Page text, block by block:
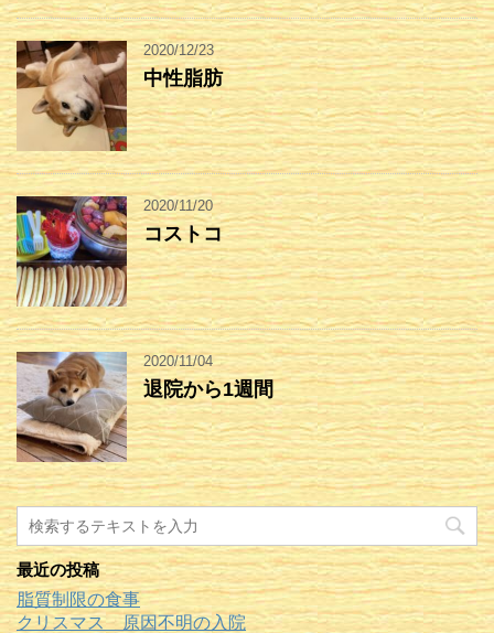
2020/12/23
中性脂肪
2020/11/20
コストコ
2020/11/04
退院から1週間
最近の投稿
脂質制限の食事
クリスマス 原因不明の入院